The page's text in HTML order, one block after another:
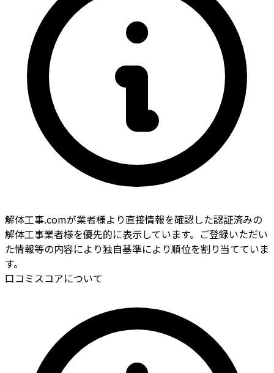
解体工事.comが業者様より直接情報を確認した認証済みの
解体工事業者様を優先的に表示しています。ご登録いただい
た情報等の内容により独自基準により順位を割り当てていま
す。
口コミスコアについて